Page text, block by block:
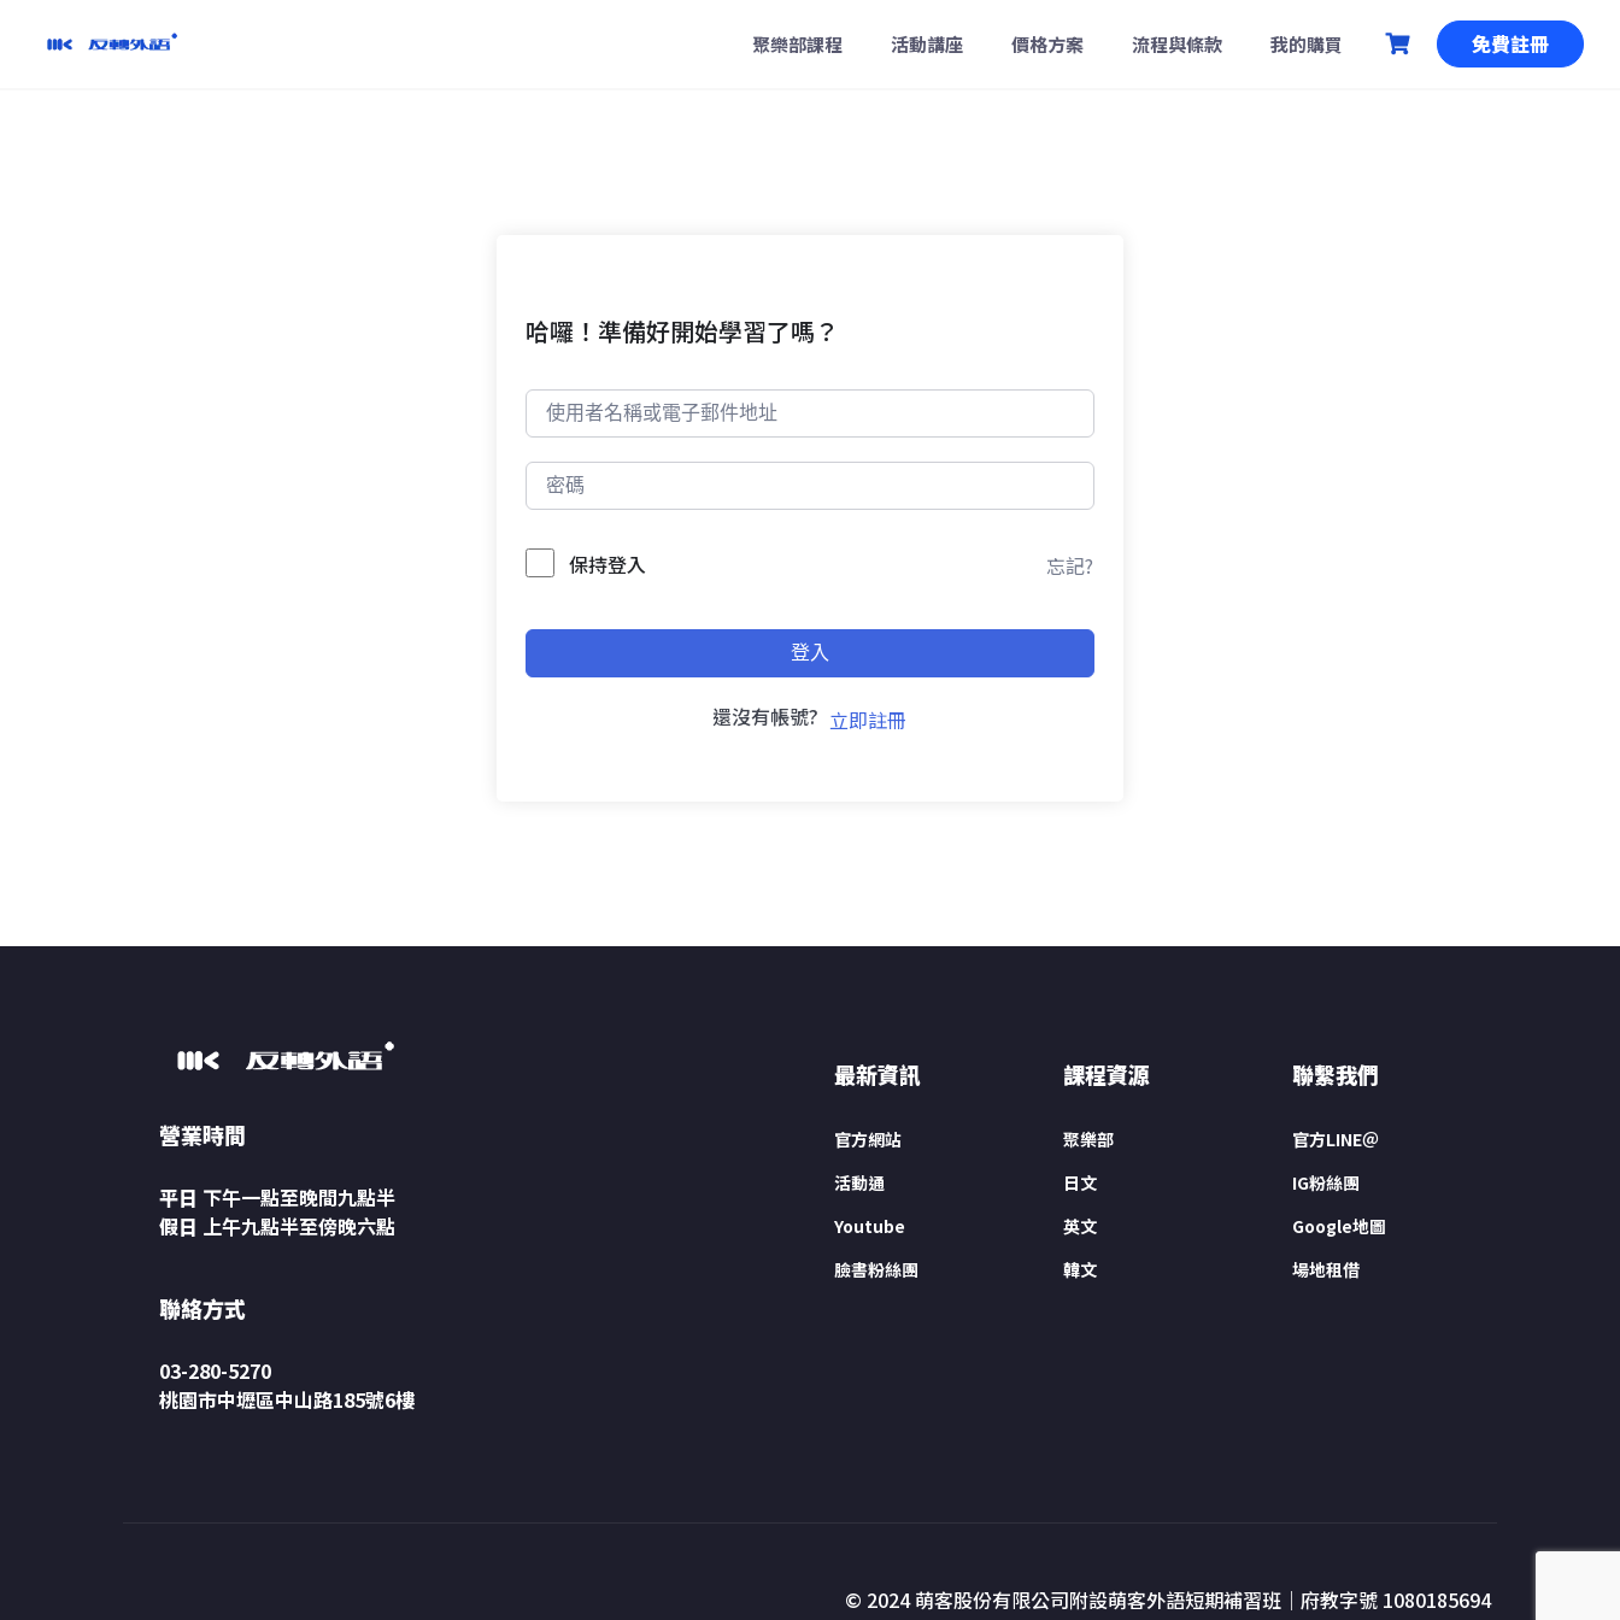
聚樂部課程 活動講座 價格方案 流程與條款 我的購買 免費註冊
哈囉！準備好開始學習了嗎？
保持登入 忘記?
登入
還沒有帳號? 立即註冊
營業時間
平日 下午一點至晚間九點半
假日 上午九點半至傍晚六點
聯絡方式
03-280-5270
桃園市中壢區中山路185號6樓
最新資訊
官方網站
活動通
Youtube
臉書粉絲團
課程資源
聚樂部
日文
英文
韓文
聯繫我們
官方LINE＠
IG粉絲團
Google地圖
場地租借
© 2024 萌客股份有限公司附設萌客外語短期補習班｜府教字號 1080185694